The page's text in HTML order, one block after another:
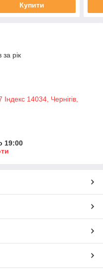
Купити
за рік
14034, Чернігів,
19:00